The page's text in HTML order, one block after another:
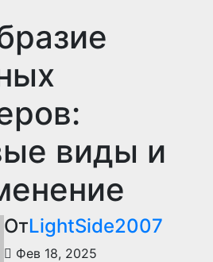
виды и
ОтLightSide2007
Фев 18, 2025